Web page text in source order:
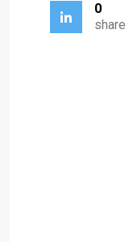
0
share